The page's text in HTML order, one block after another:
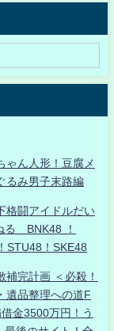
ん人形！豆腐メ
るみ男子末路編
闘アイドルだい
る BNK48 ！
STU48！SKE48
完計画 ＜必殺！
遺品整理への道F
金3500万円！う